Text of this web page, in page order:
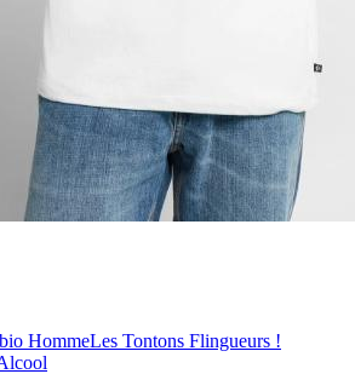
HommeLes Tontons Flingueurs !